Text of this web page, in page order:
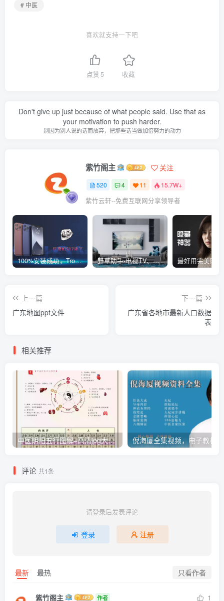
# 中医
喜欢就支持一下吧
点赞 5 收藏
Don't give up just because of what people said. Use that as
your motivation to push harder.
别因为别人说的话而放弃，把那些话当做加倍努力的动力
紫竹阁主 关注
520 4 11 15.7W+
紫竹云轩--免费互联网分享领导者
100%安装成功，TrollStore巨魔商店ios17来了，这些系统马上起飞了 野草助手-电视TV、安卓必装的一款软件，超级好用
上一篇
广东地图ppt文件
下一篇
广东省各地市最新人口数据
表
相关推荐
中医阴阳五行图解–高清jpg大图–带psd源文件
评论 共1条
请登录后发表评论
登录 注册
最新 最热 只看作者
紫竹阁主 作者 1